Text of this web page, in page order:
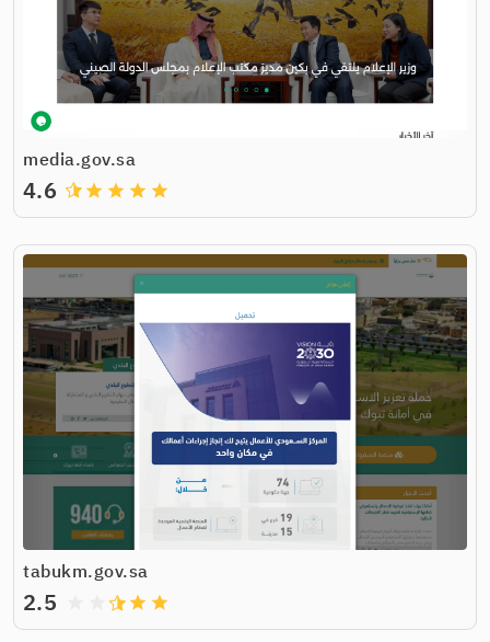
media.gov.sa
grade
grade
grade
grade
4.6
tabukm.gov.sa
grade
grade
2.5